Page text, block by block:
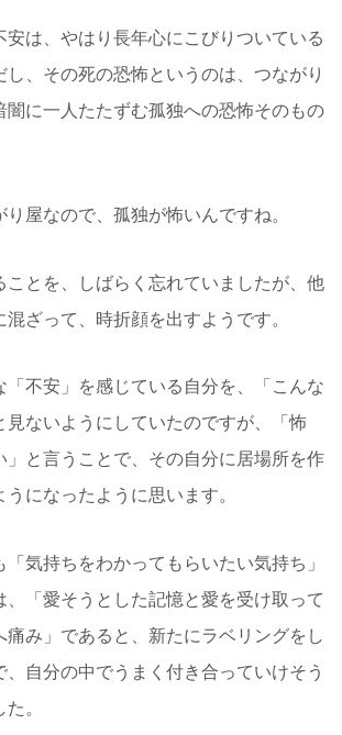
安は、やはり長年心にこびりついている
し、その死の恐怖というのは、つながり
闇に一人たたずむ孤独への恐怖そのもの
屋なので、孤独が怖いんですね。
ことを、しばらく忘れていましたが、他
ざって、時折顔を出すようです。
「不安」を感じている自分を、「こんな
見ないようにしていたのですが、「怖
」と言うことで、その自分に居場所を作
になったように思います。
「気持ちをわかってもらいたい気持ち」
、「愛そうとした記憶と愛を受け取って
痛み」であると、新たにラベリングをし
、自分の中でうまく付き合っていけそう
。